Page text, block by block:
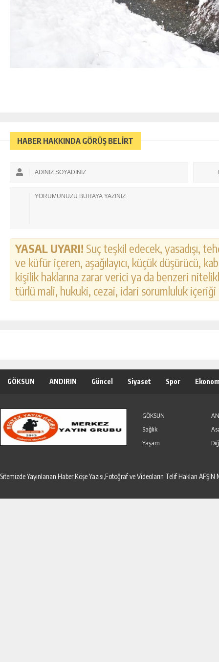
HABER HAKKINDA GÖRÜŞ BELİRT
YASAL UYARI! Suç teşkil edecek, yasadışı,
ve küfür içeren, aşağılayıcı, küçük düşürücü,
kişilik haklarına zarar verici ya da benzeri
türlü mali, hukuki, cezai, idari sorumluluk
GÖKSUN ANDIRIN Güncel Siyaset Spor
GÖKSUN
Sağlık
Yaşam
Sitemizde Yayınlanan Haber,Köşe Yazısı,Fotoğraf ve Videoların Telif Hakları